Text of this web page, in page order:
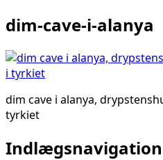
dim-cave-i-alanya
dim cave i alanya,
tyrkiet
Indlægsnavigation